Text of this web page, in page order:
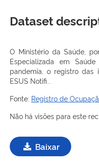
Dataset
O Ministério da Saúde,
Especializada em
pandemia, o registro das
ESUS Notifi...
Fonte: Registro de
Não há visões para este
Baixar